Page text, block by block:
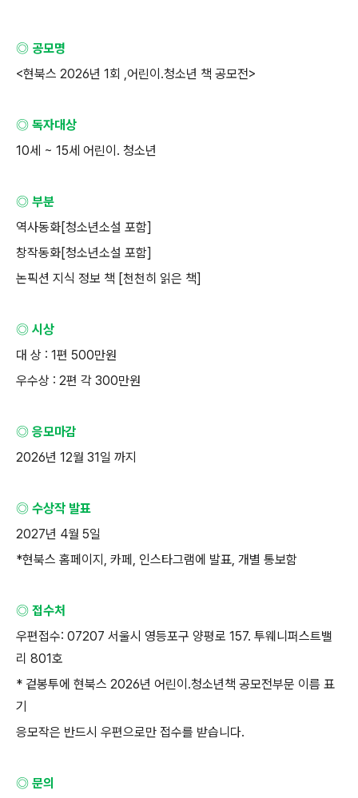
◎ 공모명
<현북스 2026년 1회 ,어린이 .청소년 책 공모전>
◎ 독자대상
10세 ~ 15세 어린이 . 청소년
◎ 부분
역사동화[청소년소설 포함]
창작동화[청소년소설 포함]
논픽션 지식 정보 책 [천천히 읽은 책]
◎ 시상
대 상 : 1편 500만원
우수상 : 2편 각 300만원
◎ 응모마감
2026년 12월 31일 까지
◎ 수상작 발표
2027년 4월 5일
*현북스 홈페이지 , 카페 , 인스타그램에 발표, 개별 통보함
◎ 접수처
우편접수: 07207 서울시 영등포구 양평로 157. 투웨니퍼스트밸
리 801호
* 겉봉투에 현북스 2026년 어린이 .청소년책 공모전부문 이름 표
기
응모작은 반드시 우편으로만 접수를 받습니다.
◎ 문의